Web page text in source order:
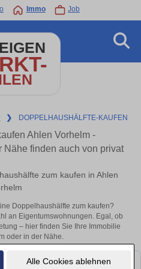
Alle Cookies ablehnen
Immo Job
❯ DOPPELHAUSHÄLFTE-KAUFEN
Ahlen Vorhelm -
Nähe finden auch von privat
zum kaufen in Ahlen
Doppelhaushälfte zum kaufen?
an Eigentumswohnungen. Egal, ob
– hier finden Sie Ihre Immobilie
oder in der Nähe.
Objekte finden. Schauen Sie